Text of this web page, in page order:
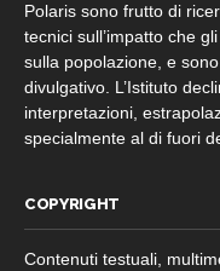
Polaris sono frutto di
tecnici sull’impatto che
sulla popolazione, e
divulgativo. L’Istituto
interpretazioni,
specialmente al di fuori
COPYRIGHT
Contenuti testuali,